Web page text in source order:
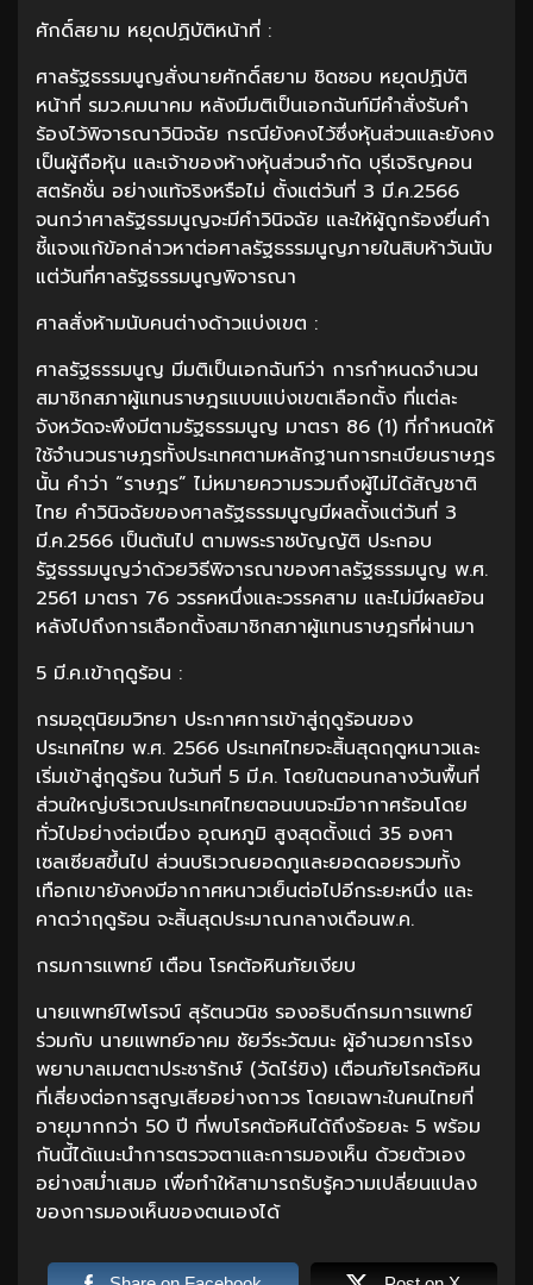
ศักดิ์สยาม หยุดปฏิบัติหน้าที่ :
ศาลรัฐธรรมนูญสั่งนายศักดิ์สยาม ชิดชอบ หยุดปฏิบัติ
หน้าที่ รมว.คมนาคม หลังมีมติเป็นเอกฉันท์มีคำสั่งรับคำ
ร้องไว้พิจารณาวินิจฉัย กรณียังคงไว้ซึ่งหุ้นส่วนและยังคง
เป็นผู้ถือหุ้น และเจ้าของห้างหุ้นส่วนจำกัด บุรีเจริญคอน
สตรัคชั่น อย่างแท้จริงหรือไม่ ตั้งแต่วันที่ 3 มี.ค.2566
จนกว่าศาลรัฐธรมนูญจะมีคำวินิจฉัย และให้ผู้ถูกร้องยื่นคำ
ชี้แจงแก้ข้อกล่าวหาต่อศาลรัฐธรรมนูญภายในสิบห้าวันนับ
แต่วันที่ศาลรัฐธรรมนูญพิจารณา
ศาลสั่งห้ามนับคนต่างด้าวแบ่งเขต :
ศาลรัฐธรรมนูญ มีมติเป็นเอกฉันท์ว่า การกำหนดจำนวน
สมาชิกสภาผู้แทนราษฎรแบบแบ่งเขตเลือกตั้ง ที่แต่ละ
จังหวัดจะพึงมีตามรัฐธรรมนูญ มาตรา 86 (1) ที่กำหนดให้
ใช้จำนวนราษฎรทั้งประเทศตามหลักฐานการทะเบียนราษฎร
นั้น คำว่า “ราษฎร” ไม่หมายความรวมถึงผู้ไม่ได้สัญชาติ
ไทย คำวินิจฉัยของศาลรัฐธรรมนูญมีผลตั้งแต่วันที่ 3
มี.ค.2566 เป็นต้นไป ตามพระราชบัญญัติ ประกอบ
รัฐธรรมนูญว่าด้วยวิธีพิจารณาของศาลรัฐธรรมนูญ พ.ศ.
2561 มาตรา 76 วรรคหนึ่งและวรรคสาม และไม่มีผลย้อน
หลังไปถึงการเลือกตั้งสมาชิกสภาผู้แทนราษฎรที่ผ่านมา
5 มี.ค.เข้าฤดูร้อน :
กรมอุตุนิยมวิทยา ประกาศการเข้าสู่ฤดูร้อนของ
ประเทศไทย พ.ศ. 2566 ประเทศไทยจะสิ้นสุดฤดูหนาวและ
เริ่มเข้าสู่ฤดูร้อน ในวันที่ 5 มี.ค. โดยในตอนกลางวันพื้นที่
ส่วนใหญ่บริเวณประเทศไทยตอนบนจะมีอากาศร้อนโดย
ทั่วไปอย่างต่อเนื่อง อุณหภูมิ สูงสุดตั้งแต่ 35 องศา
เซลเซียสขึ้นไป ส่วนบริเวณยอดภูและยอดดอยรวมทั้ง
เทือกเขายังคงมีอากาศหนาวเย็นต่อไปอีกระยะหนึ่ง และ
คาดว่าฤดูร้อน จะสิ้นสุดประมาณกลางเดือนพ.ค.
กรมการแพทย์ เตือน โรคต้อหินภัยเงียบ
นายแพทย์ไพโรจน์ สุรัตนวนิช รองอธิบดีกรมการแพทย์
ร่วมกับ นายแพทย์อาคม ชัยวีระวัฒนะ ผู้อำนวยการโรง
พยาบาลเมตตาประชารักษ์ (วัดไร่ขิง) เตือนภัยโรคต้อหิน
ที่เสี่ยงต่อการสูญเสียอย่างถาวร โดยเฉพาะในคนไทยที่
อายุมากกว่า 50 ปี ที่พบโรคต้อหินได้ถึงร้อยละ 5 พร้อม
กันนี้ได้แนะนำการตรวจตาและการมองเห็น ด้วยตัวเอง
อย่างสม่ำเสมอ เพื่อทำให้สามารถรับรู้ความเปลี่ยนแปลง
ของการมองเห็นของตนเองได้